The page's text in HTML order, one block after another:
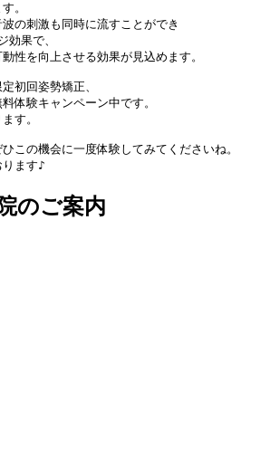
。
の刺激も同時に流すことができ
効果で、
性を向上させる効果が見込めます。
初回姿勢矯正、
体験キャンペーン中です。
す。
この機会に一度体験してみてくださいね。
ます♪
のご案内